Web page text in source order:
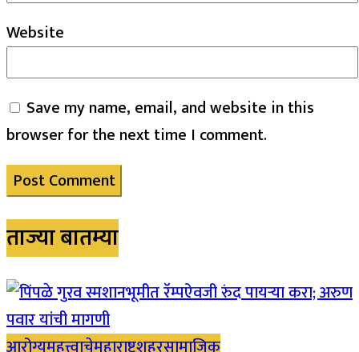
Website
Save my name, email, and website in this
browser for the next time I comment.
ताज्या बातम्या